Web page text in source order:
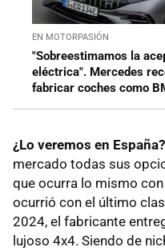
EN MOTORPASIÓN
"Sobreestimamos la
eléctrica". Mercedes
fabricar coches como
¿Lo veremos en España?
mercado todas sus
que ocurra lo mismo
ocurrió con el último
2024, el fabricante
lujoso 4x4. Siendo de